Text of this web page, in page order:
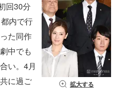
拡大する
回30分
内で行
た同作
中でも
い。4月
に過ご